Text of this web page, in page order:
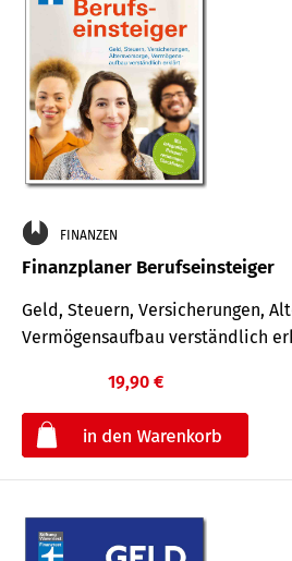
FINANZEN
Finanzplaner Berufseinsteiger
Geld, Steuern, Versicherungen,
Vermögensaufbau verständlich
19,90 €